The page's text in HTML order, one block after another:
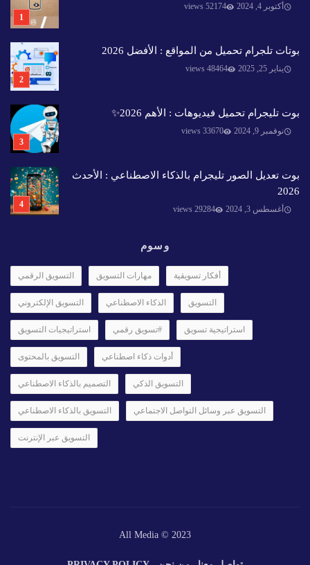
أكتوبر 4, 2024 52174 views
بوتات تلجرام تحميل من المواقع : الأفضل 2026
يناير 25, 2025 48464 views
بوت تليجرام تحميل فيديوهات : الأهم 2026✨️
نوفمبر 9, 2024 33670 views
بوت تعديل الصور تليجرام بالذكاء الاصطناعي : الأحدث
2026
أغسطس 3, 2024 29284 views
وسوم
التسويق الرقمي مهارات التسويق أفكار تسويقية
التسويق الإلكتروني الذكاء الاصطناعي التسويق
استراتيجيات التسويق #تسويق رقمي استراتيجية تسويق
التسويق بالمحتوى أدوات ذكاء اصطناعي
التصميم بالذكاء الاصطناعي التسويق الذكي
التسويق بالذكاء الاصطناعي التسويق عبر وسائل التواصل الاجتماعي
التسويق عبر الإنترنت
All Media © 2023